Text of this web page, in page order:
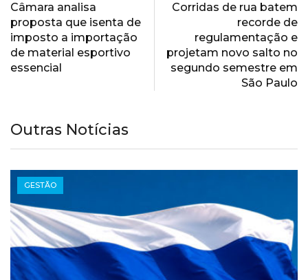
Câmara analisa
proposta que isenta de
imposto a importação
de material esportivo
essencial
Corridas de rua batem
recorde de
regulamentação e
projetam novo salto no
segundo semestre em
São Paulo
Outras Notícias
GESTÃO